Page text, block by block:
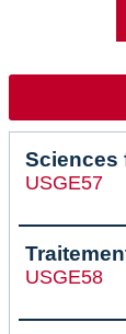
Sciences
USGE57
USGE58